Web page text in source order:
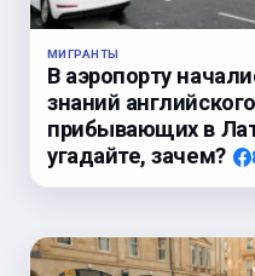
МИГРАНТЫ
В аэропорту
знаний
прибывающих в
угадайте, зачем?